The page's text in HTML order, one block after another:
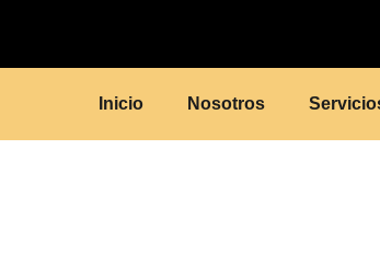
Inicio Nosotros